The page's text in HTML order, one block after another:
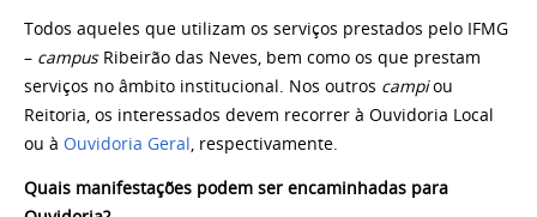
Todos aqueles que utilizam os serviços prestados pelo IFMG
– campusRibeirão das Neves, bem como os que prestam
serviços no âmbito institucional. Nos outros campiou
Reitoria, os interessados devem recorrer à Ouvidoria Local
ou à Ouvidoria Geral, respectivamente.
Quais manifestações podem ser encaminhadas para